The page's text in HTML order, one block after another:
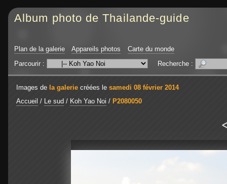
Album photo de Thailande-guide
Plan de la galerie Appareils photos
Carte du monde
Parcourir :
Recherche :
Images de la galerie créées le samedi 08 février 2014
Accueil / Le sud / Koh Yao Noi / P2080050